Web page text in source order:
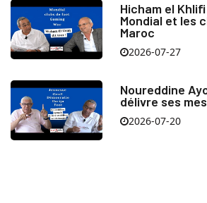
Hicham el
Mondial et les
Maroc
2026-07-27
Noureddine
délivre ses
2026-07-20